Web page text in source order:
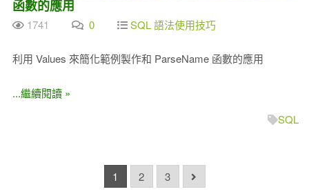
函數的應用
1741 0 SQL 語法使用技巧
利用 Values 來簡化範例製作和 ParseName 函數的應用
...繼續閱讀 »
SQL
1 2 3